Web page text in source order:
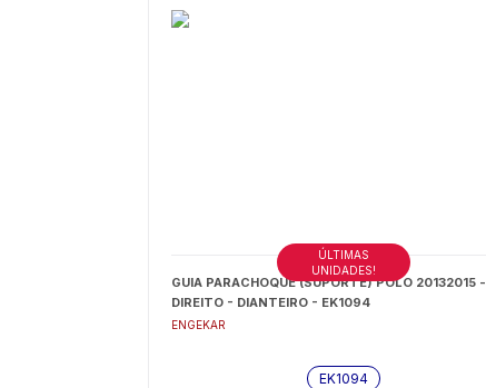
GUIA PARACHOQUE (SUPORTE) POLO 20132015 -
DIREITO - DIANTEIRO - EK1094
ENGEKAR
ÚLTIMAS
UNIDADES!
EK1094